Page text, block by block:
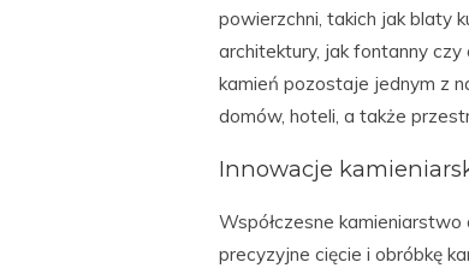
powierzchni, takich jak blaty
architektury, jak fontanny
kamień pozostaje jednym z
domów, hoteli, a także
Innowacje
Współczesne
precyzyjne cięcie i obróbkę